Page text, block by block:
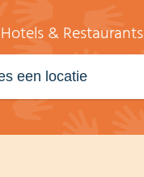
Hotels & Restaurants